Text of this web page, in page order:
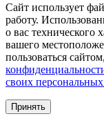
Сайт использует
работу.
о вас технического
вашего
пользоваться
своих
Принять